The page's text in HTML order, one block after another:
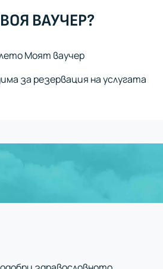
ВАУЧЕР?
Моят ваучер
за резервация на услугата